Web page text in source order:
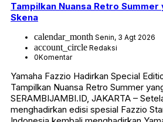
Tampilkan Nuansa Retro Summer
Skena
calendar_month Senin, 3 Agt 2026
account_circle Redaksi
0Komentar
Yamaha Fazzio Hadirkan Special
Tampilkan Nuansa Retro Summer
SERAMBIJAMBI.ID, JAKARTA –
menghadirkan edisi spesial Fazzio